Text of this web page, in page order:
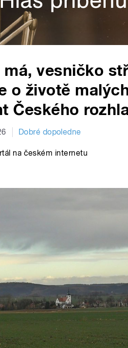
má, vesničko
o životě
Českého
Dobré dopoledne
na českém internetu